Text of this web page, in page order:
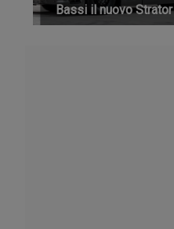
Bassi il nuovo Strator